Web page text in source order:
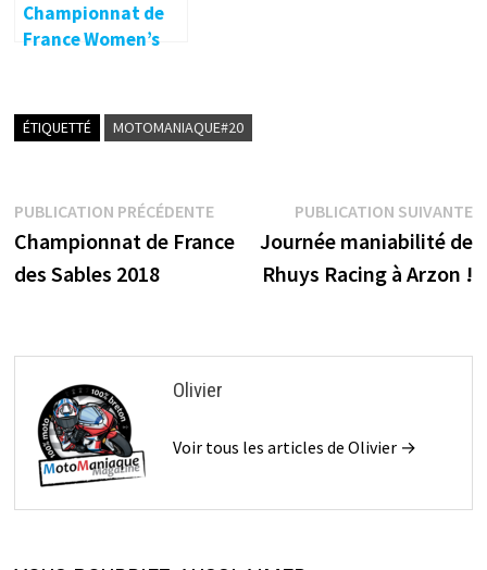
Championnat de
France Women’s
Floury !
ÉTIQUETTÉ MOTOMANIAQUE#20
Navigation
de
PUBLICATION PRÉCÉDENTEPublication
précédente :
Championnat de France
des Sables 2018
PUBLICATION SUIVANTE
Journée maniabilité de
Rhuys Racing à Arzon !
Olivier
Voir tous les articles de Olivier →